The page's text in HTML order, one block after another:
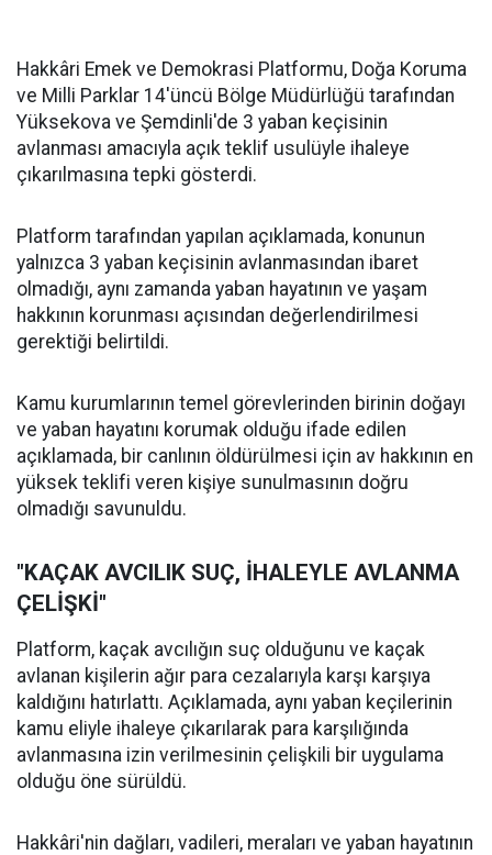
Hakkâri Emek ve Demokrasi Platformu, Doğa Koruma
ve Milli Parklar 14'üncü Bölge Müdürlüğü tarafından
Yüksekova ve Şemdinli'de 3 yaban keçisinin
avlanması amacıyla açık teklif usulüyle ihaleye
çıkarılmasına tepki gösterdi.
Platform tarafından yapılan açıklamada, konunun
yalnızca 3 yaban keçisinin avlanmasından ibaret
olmadığı, aynı zamanda yaban hayatının ve yaşam
hakkının korunması açısından değerlendirilmesi
gerektiği belirtildi.
Kamu kurumlarının temel görevlerinden birinin doğayı
ve yaban hayatını korumak olduğu ifade edilen
açıklamada, bir canlının öldürülmesi için av hakkının en
yüksek teklifi veren kişiye sunulmasının doğru
olmadığı savunuldu.
"KAÇAK AVCILIK SUÇ, İHALEYLE AVLANMA
ÇELİŞKİ"
Platform, kaçak avcılığın suç olduğunu ve kaçak
avlanan kişilerin ağır para cezalarıyla karşı karşıya
kaldığını hatırlattı. Açıklamada, aynı yaban keçilerinin
kamu eliyle ihaleye çıkarılarak para karşılığında
avlanmasına izin verilmesinin çelişkili bir uygulama
olduğu öne sürüldü.
Hakkâri'nin dağları, vadileri, meraları ve yaban hayatının